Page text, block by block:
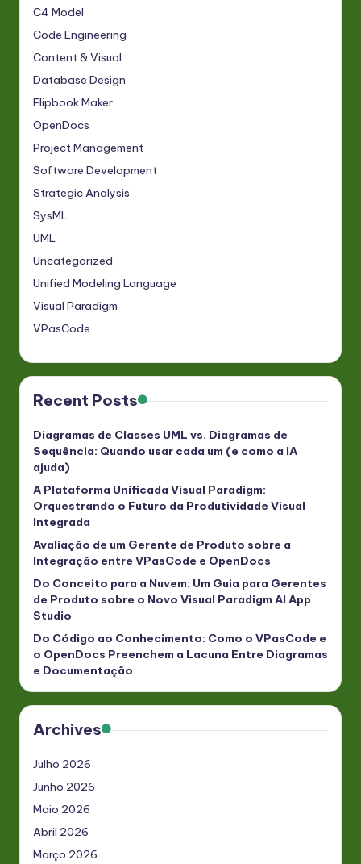
C4 Model
Code Engineering
Content & Visual
Database Design
Flipbook Maker
OpenDocs
Project Management
Software Development
Strategic Analysis
SysML
UML
Uncategorized
Unified Modeling Language
Visual Paradigm
VPasCode
Recent Posts
Diagramas de Classes UML vs. Diagramas de
Sequência: Quando usar cada um (e como a IA
ajuda)
A Plataforma Unificada Visual Paradigm:
Orquestrando o Futuro da Produtividade Visual
Integrada
Avaliação de um Gerente de Produto sobre a
Integração entre VPasCode e OpenDocs
Do Conceito para a Nuvem: Um Guia para Gerentes
de Produto sobre o Novo Visual Paradigm AI App
Studio
Do Código ao Conhecimento: Como o VPasCode e
o OpenDocs Preenchem a Lacuna Entre Diagramas
e Documentação
Archives
Julho 2026
Junho 2026
Maio 2026
Abril 2026
Março 2026